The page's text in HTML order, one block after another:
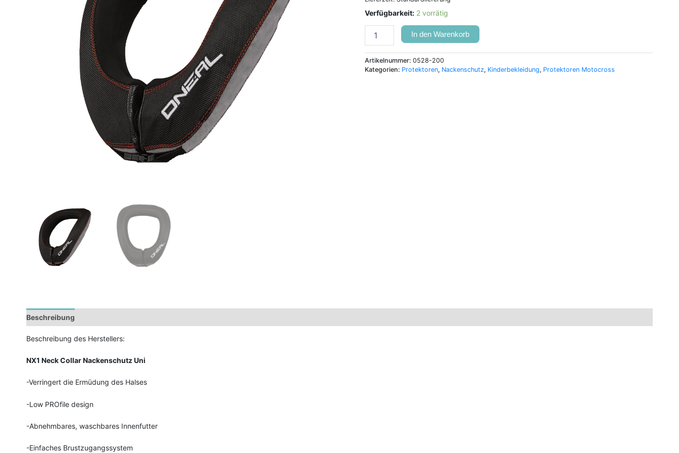
Verfügbarkeit: 2 vorrätig
In den Warenkorb
Artikelnummer: 0528-200
Kategorien: Protektoren, Nackenschutz, Kinderbekleidung, Protektoren Motocross
Beschreibung
Beschreibung des Herstellers:
NX1 Neck CollarNackenschutz Uni
-Verringert die Ermüdung des Halses
-Low PROfile design
-Abnehmbares, waschbares Innenfutter
-Einfaches Brustzugangssystem